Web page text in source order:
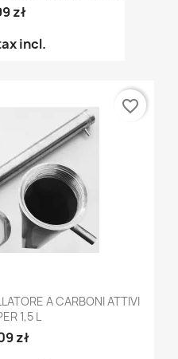
zł
incl.
A CARBONI ATTIVI
1,5 L
zł
favorite_border